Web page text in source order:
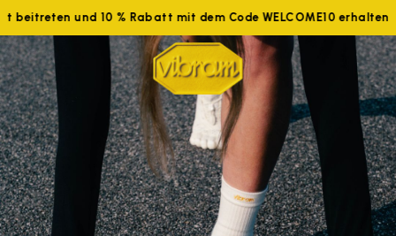
beitreten und 10 % Rabatt mit dem Code WELCOME10 erhalten